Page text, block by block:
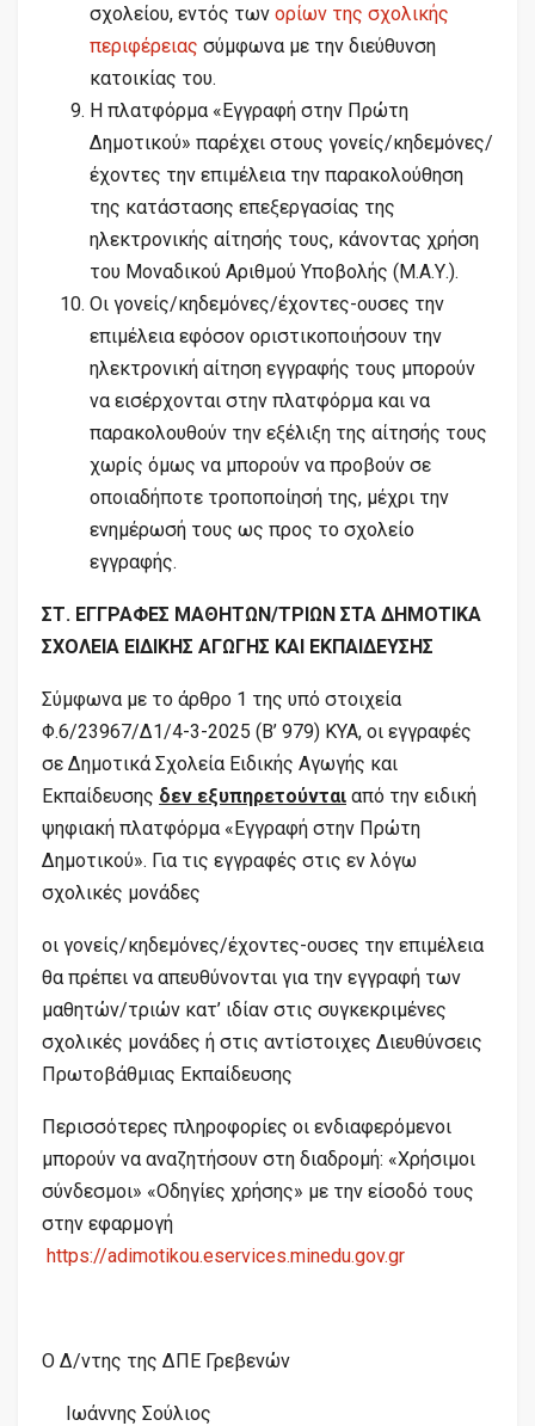
σχολείου, εντός των ορίων της σχολικής
περιφέρειας σύμφωνα με την διεύθυνση
κατοικίας του.
Η πλατφόρμα «Εγγραφή στην Πρώτη
Δημοτικού» παρέχει στους γονείς/κηδεμόνες/
έχοντες την επιμέλεια την παρακολούθηση
της κατάστασης επεξεργασίας της
ηλεκτρονικής αίτησής τους, κάνοντας χρήση
του Μοναδικού Αριθμού Υποβολής (Μ.Α.Υ.).
Οι γονείς/κηδεμόνες/έχοντες-ουσες την
επιμέλεια εφόσον οριστικοποιήσουν την
ηλεκτρονική αίτηση εγγραφής τους μπορούν
να εισέρχονται στην πλατφόρμα και να
παρακολουθούν την εξέλιξη της αίτησής τους
χωρίς όμως να μπορούν να προβούν σε
οποιαδήποτε τροποποίησή της, μέχρι την
ενημέρωσή τους ως προς το σχολείο
εγγραφής.
ΣΤ. ΕΓΓΡΑΦΕΣ ΜΑΘΗΤΩΝ/ΤΡΙΩΝ ΣΤΑ ΔΗΜΟΤΙΚΑ
ΣΧΟΛΕΙΑ ΕΙΔΙΚΗΣ ΑΓΩΓΗΣ ΚΑΙ ΕΚΠΑΙΔΕΥΣΗΣ
Σύμφωνα με το άρθρο 1 της υπό στοιχεία
Φ.6/23967/Δ1/4-3-2025 (B’ 979) ΚΥΑ, οι εγγραφές
σε Δημοτικά Σχολεία Ειδικής Αγωγής και
Εκπαίδευσης δεν εξυπηρετούνται από την ειδική
ψηφιακή πλατφόρμα «Εγγραφή στην Πρώτη
Δημοτικού». Για τις εγγραφές στις εν λόγω
σχολικές μονάδες
οι γονείς/κηδεμόνες/έχοντες-ουσες την επιμέλεια
θα πρέπει να απευθύνονται για την εγγραφή των
μαθητών/τριών κατ’ ιδίαν στις συγκεκριμένες
σχολικές μονάδες ή στις αντίστοιχες Διευθύνσεις
Πρωτοβάθμιας Εκπαίδευσης
Περισσότερες πληροφορίες οι ενδιαφερόμενοι
μπορούν να αναζητήσουν στη διαδρομή: «Χρήσιμοι
σύνδεσμοι» «Οδηγίες χρήσης» με την είσοδό τους
στην εφαρμογή
https://adimotikou.eservices.minedu.gov.gr
Ο Δ/ντης της ΔΠΕ Γρεβενών
Ιωάννης Σούλιος